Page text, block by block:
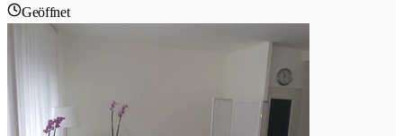
Geöffnet